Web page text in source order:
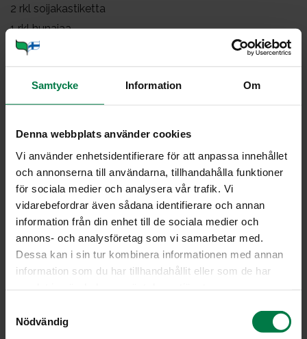
Samtycke Information Om
Denna webbplats använder cookies
Vi använder enhetsidentifierare för att anpassa innehållet
och annonserna till användarna, tillhandahålla funktioner
för sociala medier och analysera vår trafik. Vi
vidarebefordrar även sådana identifierare och annan
information från din enhet till de sociala medier och
annons- och analysföretag som vi samarbetar med.
Dessa kan i sin tur kombinera informationen med annan
information som du har tillhandahållit eller som de har
Nödvändig
2 rkl soijakastiketta
1rkl hunajaa
0.5tl inkivääriä
ripaus mustapippuria
(suolaa)
ohuiksi tikkumaisiksi suikaleiksi tai raasta ne karkealla
terällä. Leikkaa kiinankaali ohuiksi viipaleiksi. Ruskista
herkkusieniä ja sipulia kevyesti öljyssä. Lisää joukkoon
porkkanasuikaleet sekä viipaloitu kiinankaali ja anna
myös niiden pehmetä muutama minuutti koko ajan
sekoittaen.
Yhdistä maissitärkkelysjauho ja vesi keskenään ja lisää
kasvisten joukkoon sekoittaen. Lisää appelsiinimehu,
soijakastike ja hunaja.
suolalla. Anna kiehua miedolla lämmöllä kannen alla
välillä sekoittaen 5 – 10 minuuttia. Tarjoa kastike